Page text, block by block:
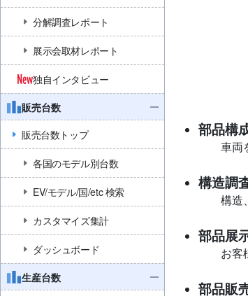
分解調査レポート
展示会取材レポート
独自インタビュー
販売台数
販売台数トップ
各国のモデル別台数
EV/モデル/国/etc 検索
カスタマイズ集計
ダッシュボード
生産台数
部品構
車両
構造調
構造
部品展
お客
部品販